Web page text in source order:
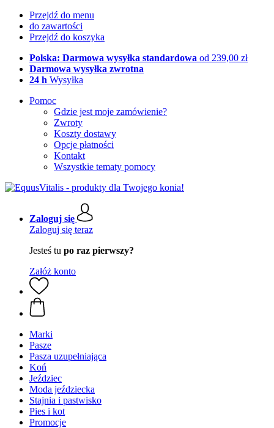
Przejdź do menu
do zawartości
Przejdź do koszyka
Polska: Darmowa wysyłka standardowa od 239,00 zł
Darmowa wysyłka zwrotna
24 h Wysyłka
Pomoc
Gdzie jest moje zamówienie?
Zwroty
Koszty dostawy
Opcje płatności
Kontakt
Wszystkie tematy pomocy
Zaloguj się
Zaloguj się teraz
Jesteś tu po raz pierwszy?
Załóż konto
Marki
Pasze
Pasza uzupełniająca
Koń
Jeździec
Moda jeździecka
Stajnia i pastwisko
Pies i kot
Promocje